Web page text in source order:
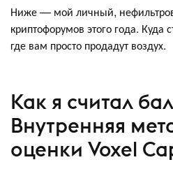
Ниже — мой личный,
криптофорумов этого года. Куда
где вам просто продадут воздух.
Как я считал
Внутренняя
оценки Voxel